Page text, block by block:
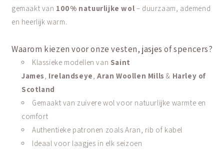
gemaakt van 100% natuurlijke wol – duurzaam, ademend
en heerlijk warm.
Waarom kiezen voor onze vesten, jasjes of spencers?
Klassieke modellen van Saint
James, Irelandseye,Aran Woollen Mills & Harley of
Scotland
Gemaakt van zuivere wol voor natuurlijke warmte en
comfort
Authentieke patronen zoals Aran, rib of kabel
Ideaal voor laagjes in elk seizoen